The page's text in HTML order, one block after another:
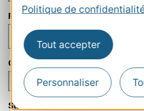
Politique de
Tout accepter
Personnaliser
Fonction (Nécessaire)
Qualification
Statut